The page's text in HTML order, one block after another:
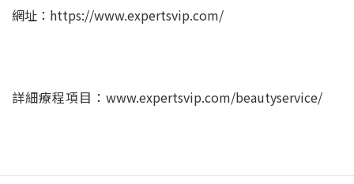
網址：https://www.expertsvip.com/
詳細療程項目： www.expertsvip.com/beautyservice/